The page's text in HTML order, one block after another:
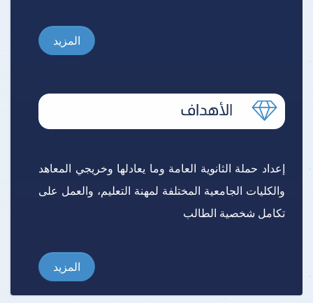
المزيد
إعداد حملة الثانوية العامة وما يعادلها وخريجي المعاهد
والكليات الجامعية المختلفة لمهنة التعليم، والعمل على
تكامل شخصية الطالب
المزيد